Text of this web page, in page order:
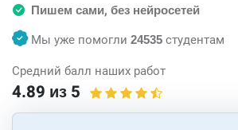
Пишем сами, без нейросетей
Мы уже помогли 24535 студентам
Средний балл наших работ
4.89 из 5